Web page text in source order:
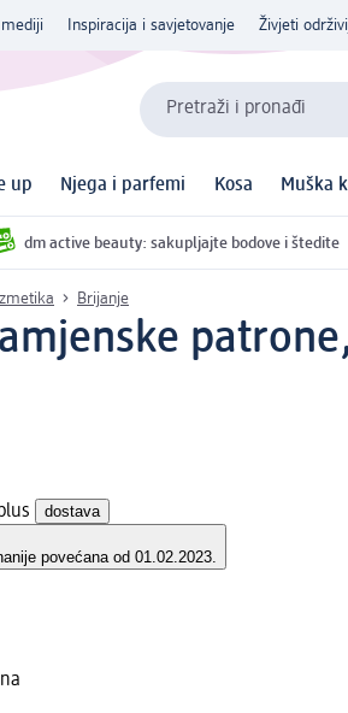
mediji Inspiracija i savjetovanje Živjeti
Pretraži i pronađi
up Njega i parfemi Kosa Muška
dm active beauty: sakupljajte bodove i štedite
Brijanje
dostava
nije povećana od 01.02.2023.